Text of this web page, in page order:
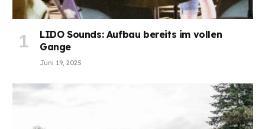
LIDO Sounds: Aufbau bereits im vollen
Gange
Juni 19, 2025